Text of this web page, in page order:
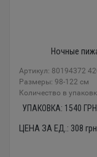
Ночные
Артикул: 80194372
Размеры: 98-122 см
Количество в
УПАКОВКА: 1540
ЦЕНА ЗА ЕД.: 308